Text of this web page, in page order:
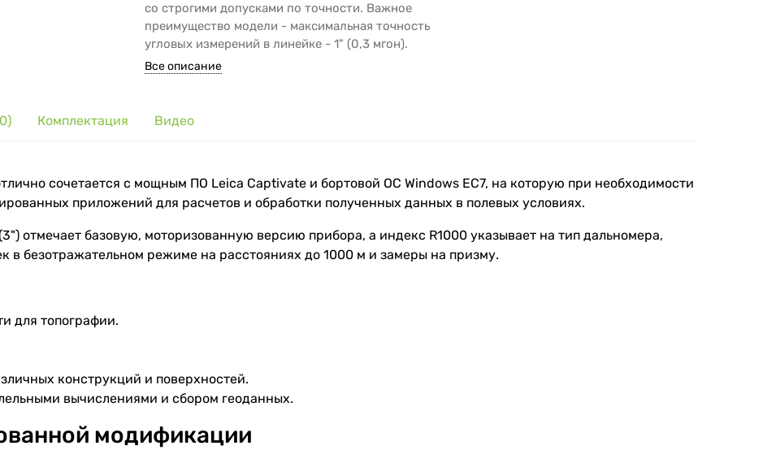
со строгими допусками по точности. Важное
преимущество модели - максимальная точность
угловых измерений в линейке - 1" (0,3 мгон).
Все описание
Комплектация Видео
сочетается с мощным ПО Leica Captivate и бортовой ОС Windows EC7, на которую при необходимости
приложений для расчетов и обработки полученных данных в полевых условиях.
отмечает базовую, моторизованную версию прибора, а индекс R1000 указывает на тип дальномера,
в безотражательном режиме на расстояниях до 1000 м и замеры на призму.
для топографии.
конструкций и поверхностей.
вычислениями и сбором геоданных.
модификации